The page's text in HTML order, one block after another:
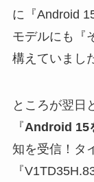
に『Android
モデルにも『
構えていまし
ところが翌日
『Android 15
知を受信！タ
『